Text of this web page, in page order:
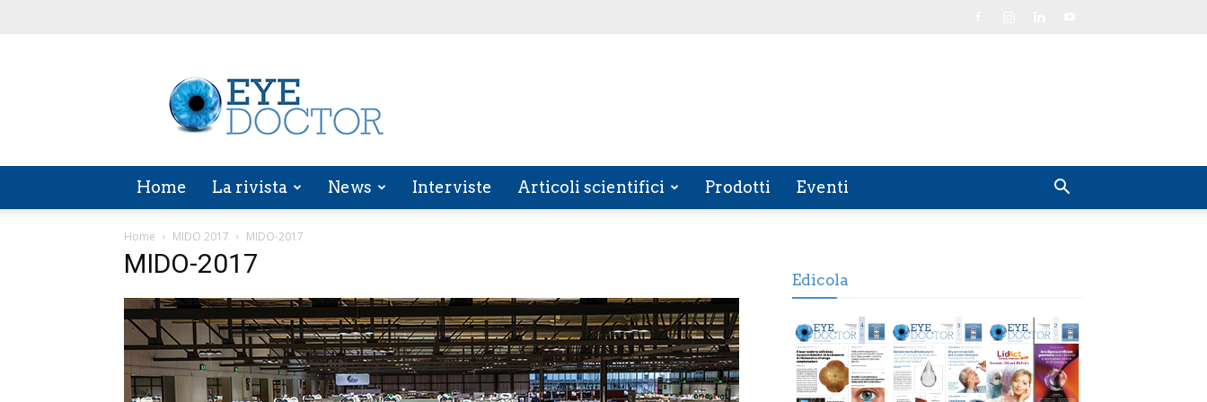
EYE
DOCTOR
Home La rivista News Interviste Articoli scientifici Prodotti Eventi
Home MIDO 2017 MIDO-2017
MIDO-2017
Edicola